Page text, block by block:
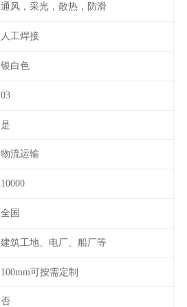
通风，采光，散热，防滑
人工焊接
银白色
03
是
物流运输
10000
全国
建筑工地、电厂、船厂等
100mm可按需定制
否